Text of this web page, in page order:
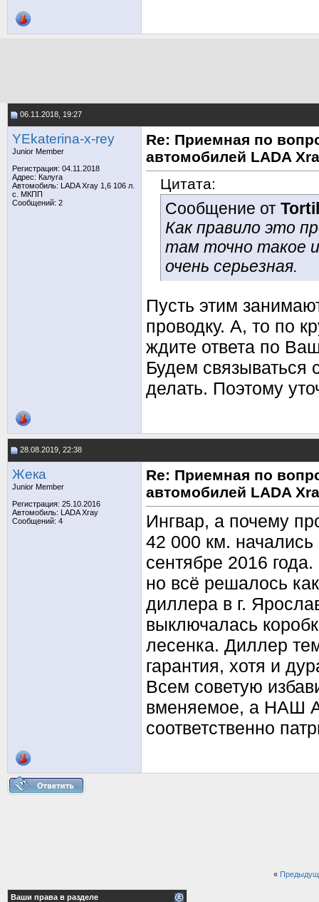
06.11.2018, 19:27
YEkaterina-x-rey
Junior Member
Регистрация: 04.11.2018
Адрес: Калуга
Автомобиль: LADA Xray 1,6 106 л.
с. МКПП
Сообщений: 2
Re: Приемная по
автомобилей LADA
Цитата:
Сообщение от
Как правило это
там точно такое
очень серьезная.
Пусть этим
проводку. А, то по
ждите ответа по
Будем связываться
делать. Поэтому
28.08.2019, 22:38
Жека
Junior Member
Регистрация: 25.10.2016
Автомобиль: LADA Xray
Сообщений: 4
Re: Приемная по
автомобилей LADA
Ингвар, а почему
42 000 км.
сентябре 2016
но всё решалось
диллера в г.
выключалась
лесенка. Диллер
гарантия, хотя и
Всем советую
вменяемое, а НАШ
соответственно
«
Ваши права в разделе